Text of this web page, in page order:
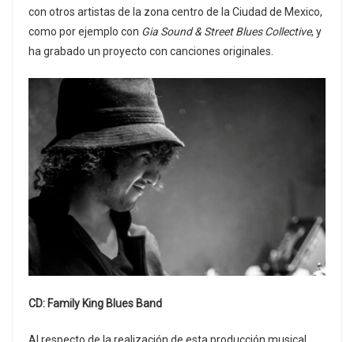
con otros artistas de la zona centro de la Ciudad de Mexico,
como por ejemplo con Gia Sound & Street Blues Collective, y
ha grabado un proyecto con canciones originales.
CD: Family King Blues Band
Al respecto de la realización de esta producción musical,